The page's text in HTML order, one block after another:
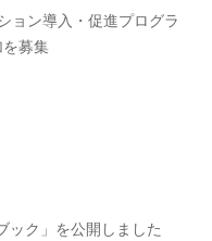
ョン導入・促進プログラ
募集
ック」を公開しました